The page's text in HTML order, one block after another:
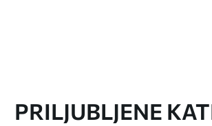
PRILJUBLJENE